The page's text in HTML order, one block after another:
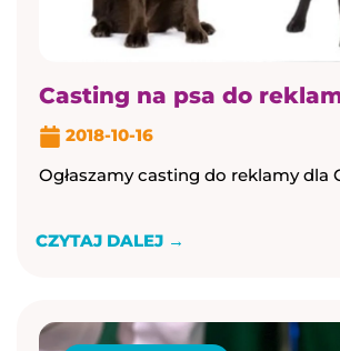
2018-10-16
CZYTAJ DALEJ →